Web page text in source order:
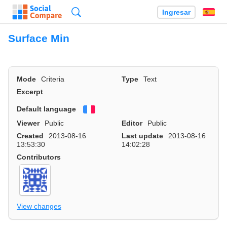
Ingresar
Surface Min
Mode Criteria Type
Text
Excerpt
Default language
Viewer
Public Editor
Public
Created
2013-08-16
13:53:30
Last update
2013-08-16
14:02:28
Contributors
View changes